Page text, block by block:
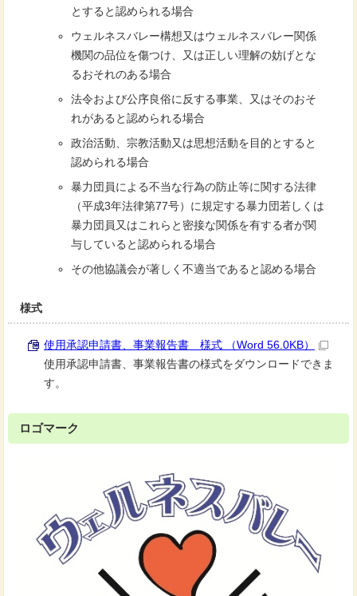
とすると認められる場合
ウェルネスバレー構想又はウェルネスバレー関係
機関の品位を傷つけ、又は正しい理解の妨げとな
るおそれのある場合
法令および公序良俗に反する事業、又はそのおそ
れがあると認められる場合
政治活動、宗教活動又は思想活動を目的とすると
認められる場合
暴力団員による不当な行為の防止等に関する法律
（平成3年法律第77号）に規定する暴力団若しくは
暴力団員又はこれらと密接な関係を有する者が関
与していると認められる場合
その他協議会が著しく不適当であると認める場合
様式
使用承認申請書、事業報告書 様式 （Word 56.0KB）
使用承認申請書、事業報告書の様式をダウンロードできま
す。
ロゴマーク